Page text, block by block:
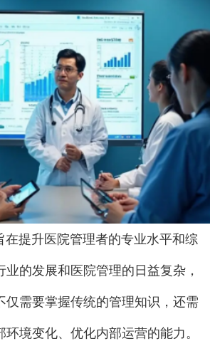
在提升医院管理者的专业水平和综
的发展和医院管理的日益复杂，
仅需要掌握传统的管理知识，还需
境变化、优化内部运营的能力。